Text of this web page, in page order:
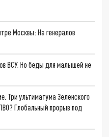
Москвы: На генералов
ВСУ. Но беды для малышей не
Три ультиматума Зеленского
Глобальный прорыв под